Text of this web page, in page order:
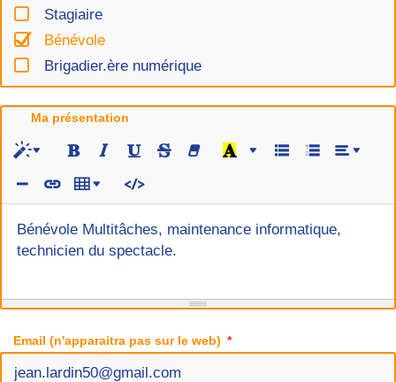
Stagiaire
Bénévole
Brigadier.ère numérique
Ma présentation
Bénévole Multitâches, maintenance informatique,
technicien du spectacle.
Email (n'apparaitra pas sur le web)